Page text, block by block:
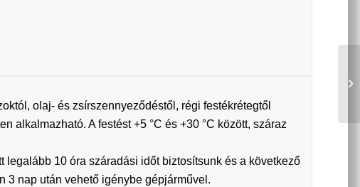
olaj- és zsírszennyeződéstől, régi festékrétegtől
alkalmazható. A festést +5 °C és +30 °C között, száraz
10 óra száradási időt biztosítsunk és a következő
3 nap után vehető igénybe gépjárművel.